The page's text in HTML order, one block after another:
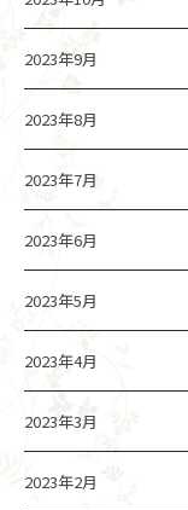
2023年9月
2023年8月
2023年7月
2023年6月
2023年5月
2023年4月
2023年3月
2023年2月